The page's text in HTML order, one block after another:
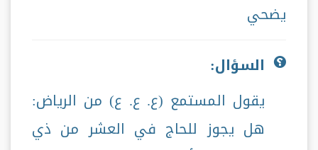
يضحي
السؤال:
يقول المستمع (ع. ع. ع) من الرياض:
هل يجوز للحاج في العشر من ذي